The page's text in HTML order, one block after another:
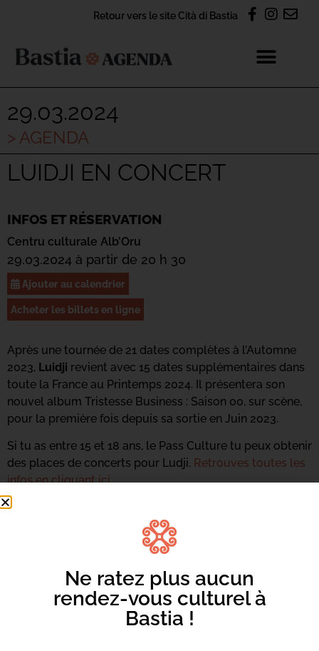
Retour vers le site Cità di Bastia
29.03.2024
> AGENDA
LUIDJI EN CONCERT
INFOS ET RÉSERVATION
Centru culturale Alb’Oru
29.03.2024 à partir de 20 h 30
Ajouter au calendrier
Acheter les billets en ligne
Après une tournée de 21 dates complètes à l’Automne
2023, Luidji revient avec 15 dates supplémentaires dans
toute la France au Printemps 2024. Il présentera son
nouvel album Tristesse Business : Saison 00, sur scène,
pour la première fois depuis sa sortie en Juin 2023.
Si tu as entre 15 et 18 ans, le Pass Culture tu peux obtenir
des places de concerts pour Ludji. Retrouves toutes les
infos en cliquant ici.
Ne ratez plus aucun
rendez-vous culturel à
Bastia !